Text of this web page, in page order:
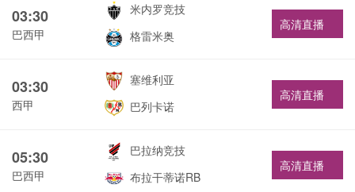
03:30
巴西甲
米内罗竞技
格雷米奥
高清直播
03:30
西甲
塞维利亚
巴列卡诺
高清直播
05:30
巴西甲
巴拉纳竞技
布拉干蒂诺RB
高清直播